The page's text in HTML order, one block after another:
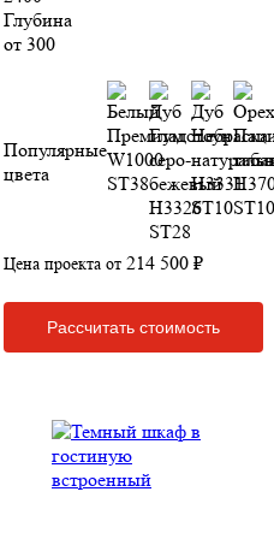
Глубина
от 300
Популярные
цвета
Цена проекта от 214 500 ₽
Рассчитать стоимость